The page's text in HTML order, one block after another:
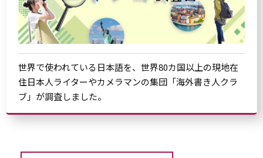
世界で使われている日本語を、世界80カ国以上の現地在
住日本人ライターやカメラマンの集団「海外書き人クラ
ブ」が調査しました。